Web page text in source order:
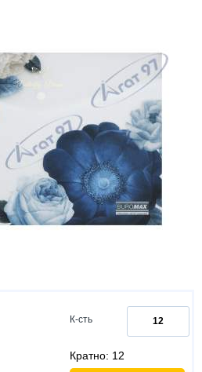
К-сть
Кратно: 12